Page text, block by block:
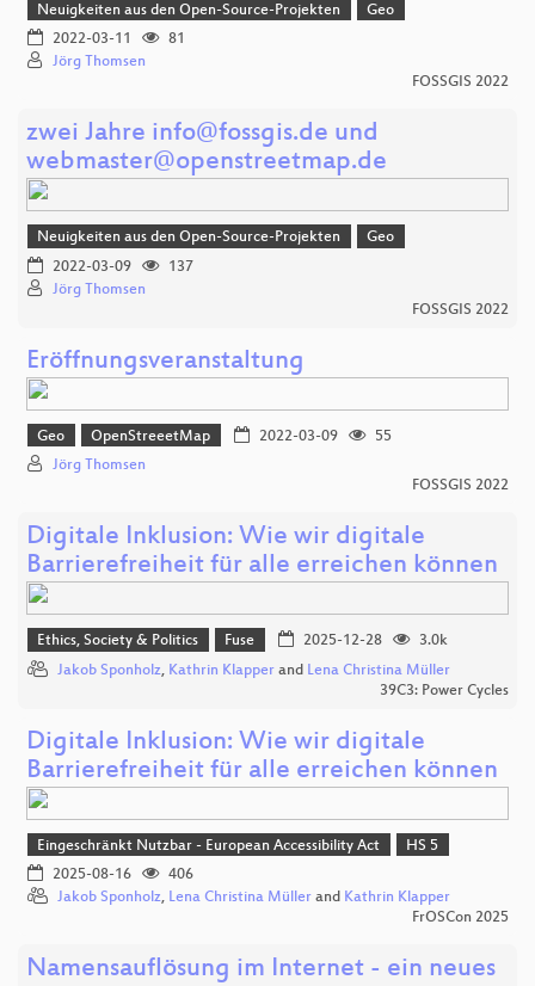
Neuigkeiten aus den Open-Source-Projekten
Geo
2022-03-11
81
Jörg Thomsen
FOSSGIS 2022
zwei Jahre info@fossgis.de und
webmaster@openstreetmap.de
Neuigkeiten aus den Open-Source-Projekten
Geo
2022-03-09
137
Jörg Thomsen
FOSSGIS 2022
Eröffnungsveranstaltung
Geo OpenStreeetMap 2022-03-09
55
Jörg Thomsen
FOSSGIS 2022
Digitale Inklusion: Wie wir digitale
Barrierefreiheit für alle erreichen können
Ethics, Society & Politics Fuse 2025-12-28
3.0k
Jakob Sponholz, Kathrin Klapper and Lena Christina Müller
39C3: Power Cycles
Digitale Inklusion: Wie wir digitale
Barrierefreiheit für alle erreichen können
Eingeschränkt Nutzbar - European Accessibility Act
HS 5
2025-08-16
406
Jakob Sponholz, Lena Christina Müller and Kathrin Klapper
FrOSCon 2025
Namensauflösung im Internet - ein neues